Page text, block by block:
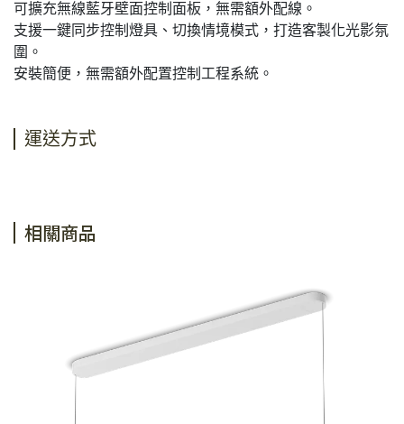
可擴充無線藍牙壁面控制面板，無需額外配線。
支援一鍵同步控制燈具、切換情境模式，打造客製化光影氛
圍。
安裝簡便，無需額外配置控制工程系統。
運送方式
相關商品